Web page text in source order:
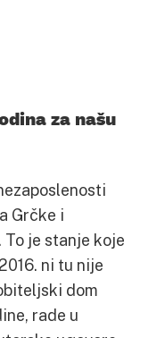
za našu
Grčke i
je stanje koje
ni tu nije
dom
rade u